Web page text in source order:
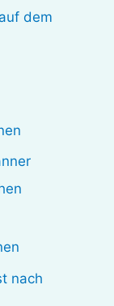
dem
nach